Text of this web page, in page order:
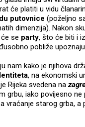
će platiti u vidu
putovnice (poželjno
dimenzija). Nakon
se party, što će biti i
pobliže
nam kako je njihova
, na ekonomski
Rijeka svedena na
grbu, iako povijesno ne
vraćanje starog grba,